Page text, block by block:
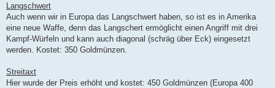
Langschwert
Auch wenn wir in Europa das Langschwert haben, so ist es in Amerika
eine neue Waffe, denn das Langschert ermöglicht einen Angriff mit drei
Kampf-Würfeln und kann auch diagonal (schräg über Eck) eingesetzt
werden. Kostet: 350 Goldmünzen.
Streitaxt
Hier wurde der Preis erhöht und kostet: 450 Goldmünzen (Europa 400